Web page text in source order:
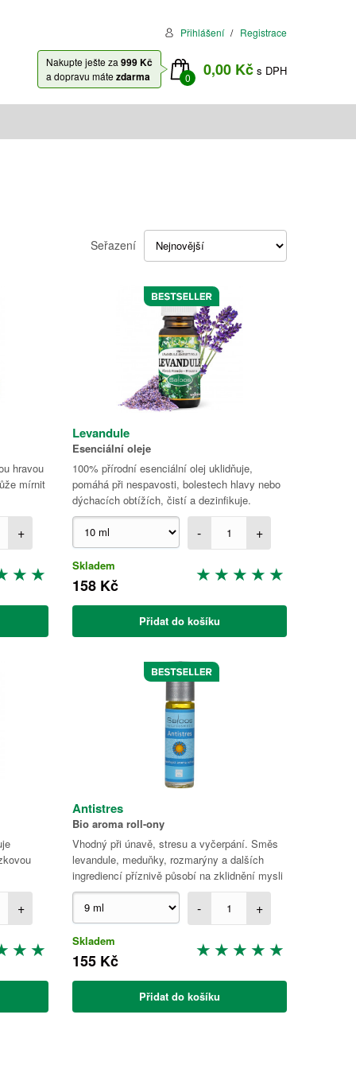
Přihlášení Registrace
0 0,00 Kč s DPH
Nakupte ješte za 999 Kč
a dopravu mátezdarma
Seřazení
hravou
mírnit
+
Levandule
Esenciální oleje
100% přírodní esenciální olej uklidňuje,
pomáhá při nespavosti, bolestech hlavy nebo
dýchacích obtížích, čistí a dezinfikuje.
- +
Skladem
158 Kč
Přidat do košíku
+
Antistres
Bio aroma roll-ony
Vhodný při únavě, stresu a vyčerpání. Směs
levandule, meduňky, rozmarýny a dalších
ingrediencí příznivě působí na zklidnění mysli
- +
Skladem
155 Kč
Přidat do košíku